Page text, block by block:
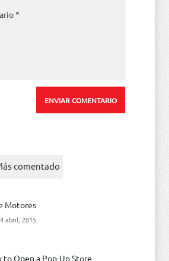
comentado
Motores
abril, 2015
to Open a Pop-Up Store